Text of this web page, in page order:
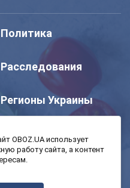
Политика
Расследования
Регионы Украины
Авто
OBOZ.UA использует
работу сайта, а контент